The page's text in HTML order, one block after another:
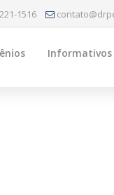
1516
Informativos